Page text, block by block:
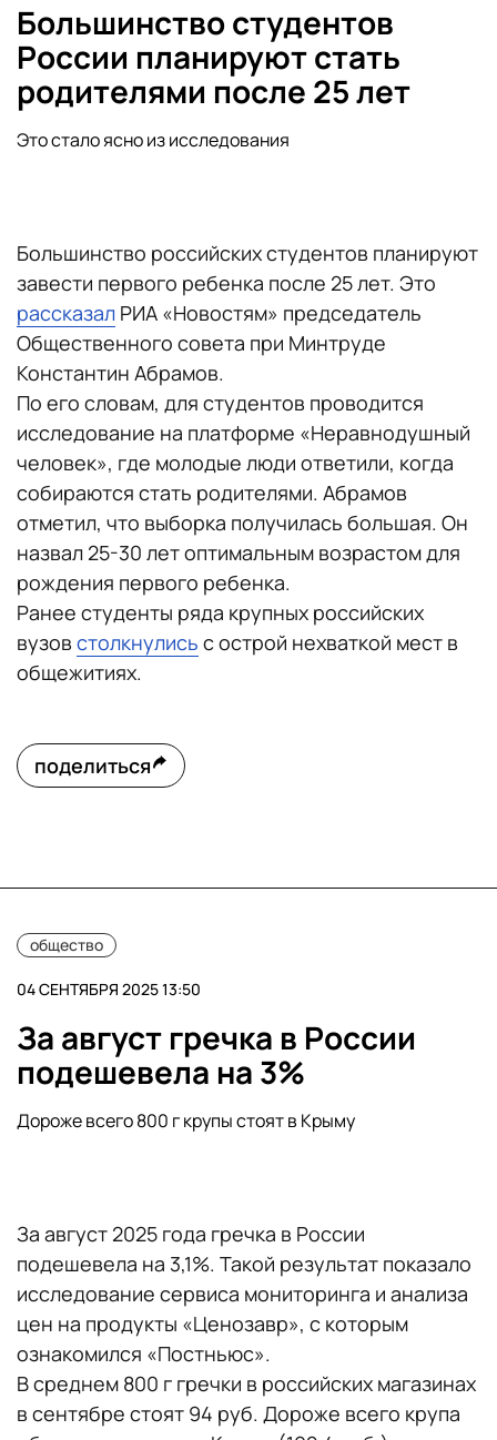
Большинство студентов
России планируют стать
родителями после 25 лет
Это стало ясно из исследования
Большинство российских студентов планируют
завести первого ребенка после 25 лет. Это
рассказал РИА «Новостям» председатель
Общественного совета при Минтруде
Константин Абрамов.
По его словам, для студентов проводится
исследование на платформе «Неравнодушный
человек», где молодые люди ответили, когда
собираются стать родителями. Абрамов
отметил, что выборка получилась большая. Он
назвал 25-30 лет оптимальным возрастом для
рождения первого ребенка.
Ранее студенты ряда крупных российских
вузов столкнулись с острой нехваткой мест в
общежитиях.
поделиться
общество
04 СЕНТЯБРЯ 2025 13:50
За август гречка в России
подешевела на 3%
Дороже всего 800 г крупы стоят в Крыму
За август 2025 года гречка в России
подешевела на 3,1%. Такой результат показало
исследование сервиса мониторинга и анализа
цен на продукты «Ценозавр», с которым
ознакомился «Постньюс».
В среднем 800 г гречки в российских магазинах
в сентябре стоят 94 руб. Дороже всего крупа